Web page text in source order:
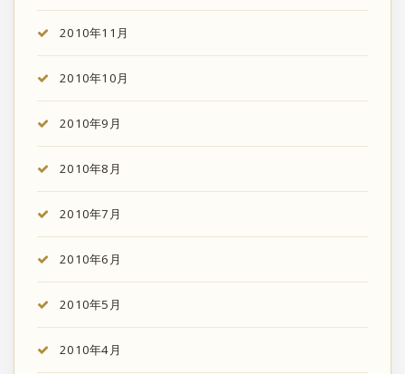
2010年11月
2010年10月
2010年9月
2010年8月
2010年7月
2010年6月
2010年5月
2010年4月